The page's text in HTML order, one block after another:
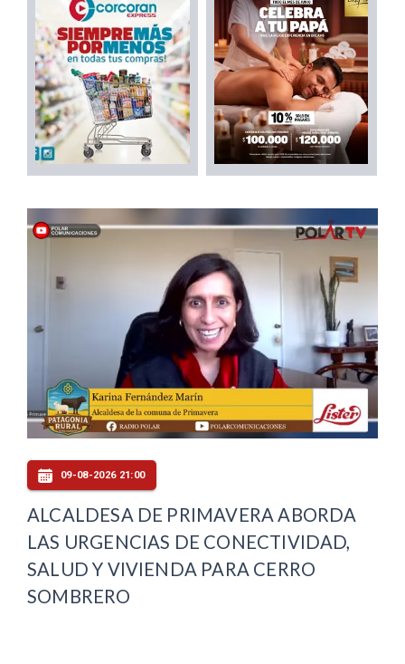
09-08-2026 21:00
ALCALDESA DE PRIMAVERA ABORDA
LAS URGENCIAS DE CONECTIVIDAD,
SALUD Y VIVIENDA PARA CERRO
SOMBRERO